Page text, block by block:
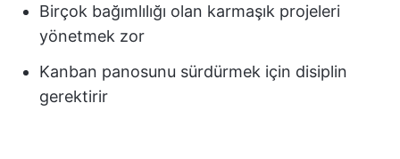
Birçok bağımlılığı olan karmaşık projeleri
yönetmek zor
Kanban panosunu sürdürmek için disiplin
gerektirir